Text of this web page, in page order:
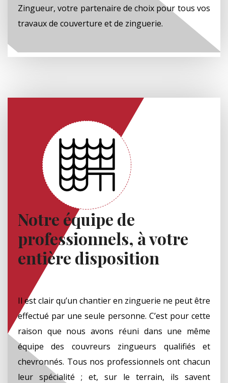
Zingueur, votre partenaire de choix pour tous vos
travaux de couverture et de zinguerie.
Notre équipe de
professionnels, à votre
entière disposition
Il est clair qu’un chantier en zinguerie ne peut être
effectué par une seule personne. C’est pour cette
raison que nous avons réuni dans une même
équipe des couvreurs zingueurs qualifiés et
chevronnés. Tous nos professionnels ont chacun
leur spécialité ; et, sur le terrain, ils savent